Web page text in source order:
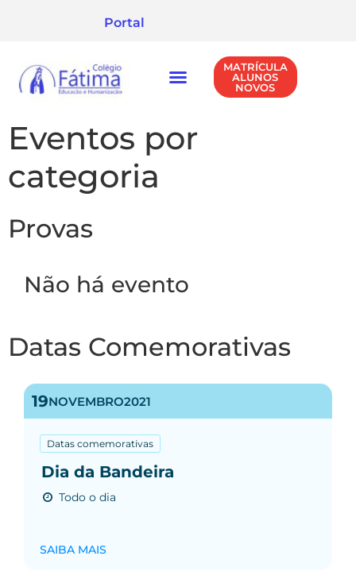
Portal
MATRÍCULA
ALUNOS
NOVOS
Eventos por
categoria
Provas
Não há evento
Datas Comemorativas
19NOVEMBRO2021
Datas comemorativas
Dia da Bandeira
Todo o dia
SAIBA MAIS